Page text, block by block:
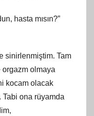
hasta mısın?”
sinirlenmiştim. Tam
orgazm olmaya
kocam olacak
Tabi ona rüyamda